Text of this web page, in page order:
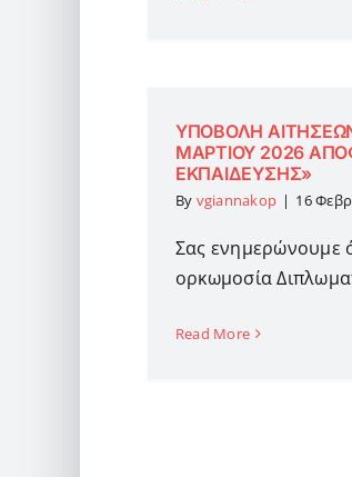
ΥΠΟΒΟΛΗ
ΜΑΡΤΙΟΥ 2026
ΕΚΠΑΙΔΕΥΣΗΣ»
By vgiannakop | 16
Σας ενημερώνουμε
ορκωμοσία
Read More